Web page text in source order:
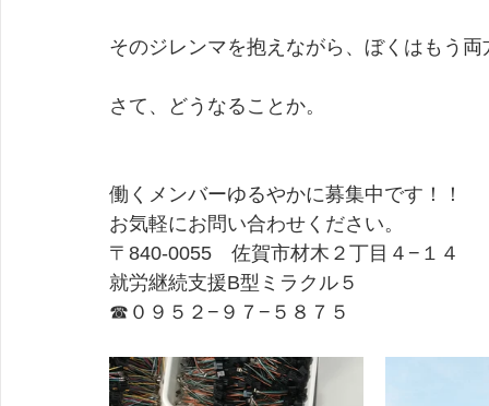
そのジレンマを抱えながら、ぼくはもう
さて、どうなることか。
働くメンバーゆるやかに募集中です！！
お気軽にお問い合わせください。
〒840-0055　佐賀市材木２丁目４−１４
就労継続支援B型ミラクル５
☎０９５２−９７−５８７５